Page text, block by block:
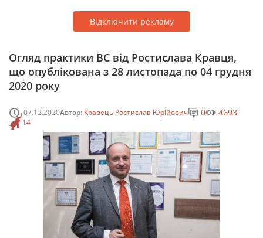
Відключити рекламу
Огляд практики ВС від Ростислава Кравця,
що опублікована з 28 листопада по 04 грудня
2020 року
07.12.2020Автор: Кравець Ростислав Юрійович
14
0 4693